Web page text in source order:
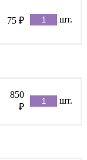
75 ₽ шт.
850
₽
шт.